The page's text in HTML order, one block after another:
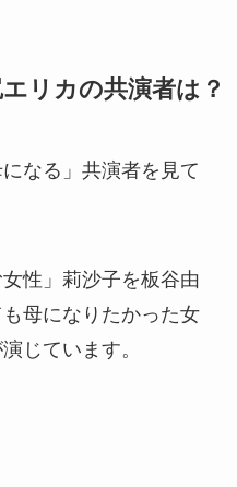
リカの共演者は？
なる」共演者を見て
性」莉沙子を板谷由
母になりたかった女
じています。